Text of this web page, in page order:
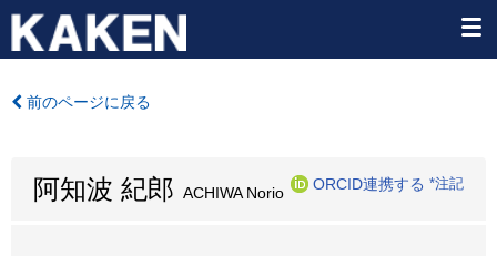
前のページに戻る
阿知波 紀郎 ACHIWA Norio
ORCID連携する *注記